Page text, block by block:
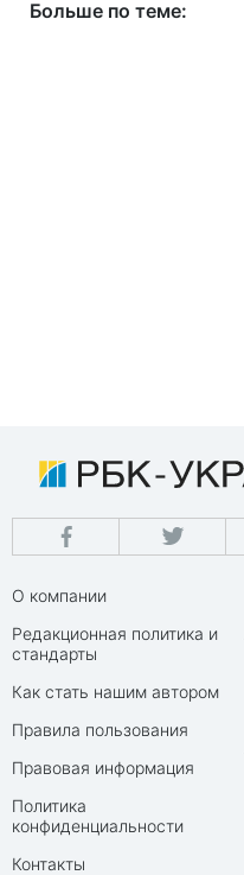
Больше по теме:
О компании
Редакционная политика и
стандарты
Как стать нашим автором
Правила пользования
Правовая информация
Политика
конфиденциальности
Контакты